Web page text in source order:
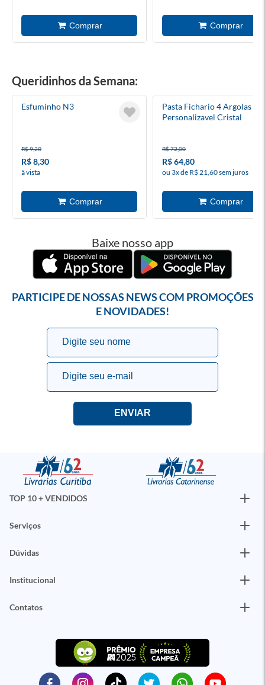
Queridinhos da Semana:
Esfuminho N3
R$ 9,20
R$ 8,30
à vista
Pasta Fichario 4 Argolas A4
Personalizavel Cristal
R$ 72,00
R$ 64,80
ou 3x de R$ 21,60 sem juros
Baixe nosso app
PARTICIPE DE NOSSAS NEWS COM PROMOÇÕES
E NOVIDADES!
TOP 10 + VENDIDOS
Serviços
Dúvidas
Institucional
Contatos